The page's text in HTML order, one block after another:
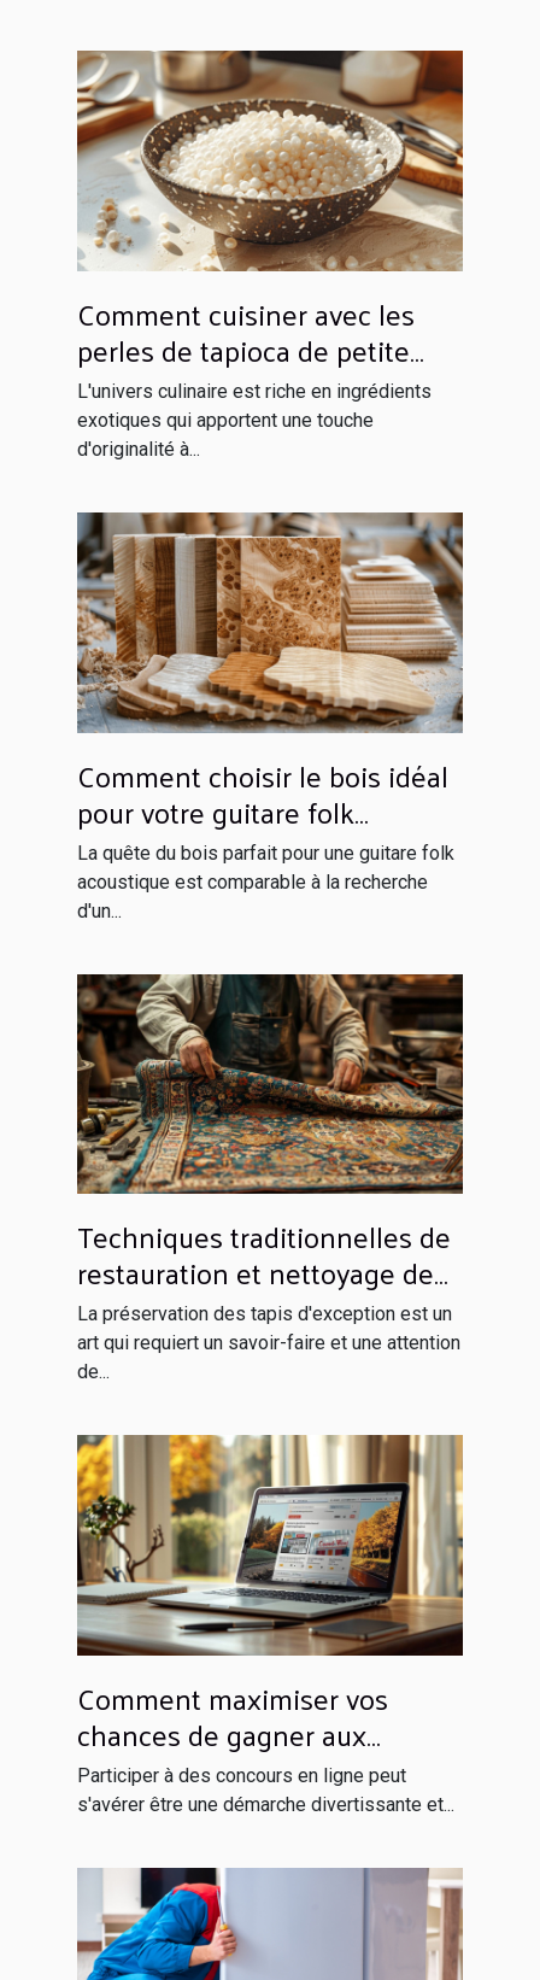
Comment cuisiner avec les
perles de tapioca de petite
taille
L'univers culinaire est riche en ingrédients
exotiques qui apportent une touche
d'originalité à...
Comment choisir le bois idéal
pour votre guitare folk
acoustique
La quête du bois parfait pour une guitare folk
acoustique est comparable à la recherche
d'un...
Techniques traditionnelles de
restauration et nettoyage de
tapis d'exception
La préservation des tapis d'exception est un
art qui requiert un savoir-faire et une attention
de...
Comment maximiser vos
chances de gagner aux
concours en ligne
Participer à des concours en ligne peut
s'avérer être une démarche divertissante et...